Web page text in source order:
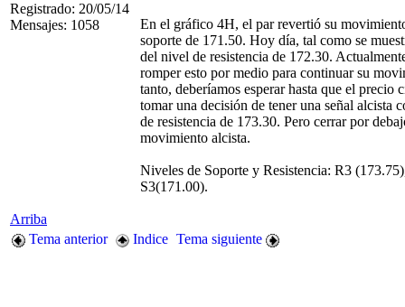
Registrado: 20/05/14
Mensajes: 1058
En el gráfico 4H, el par revertió su
soporte de 171.50. Hoy día, tal como se
del nivel de resistencia de 172.30.
romper esto por medio para continuar su
tanto, deberíamos esperar hasta que el precio
tomar una decisión de tener una señal
de resistencia de 173.30. Pero cerrar por
movimiento alcista.
Niveles de Soporte y Resistencia: R3
S3(171.00).
Arriba
Tema anterior
Indice Tema siguiente